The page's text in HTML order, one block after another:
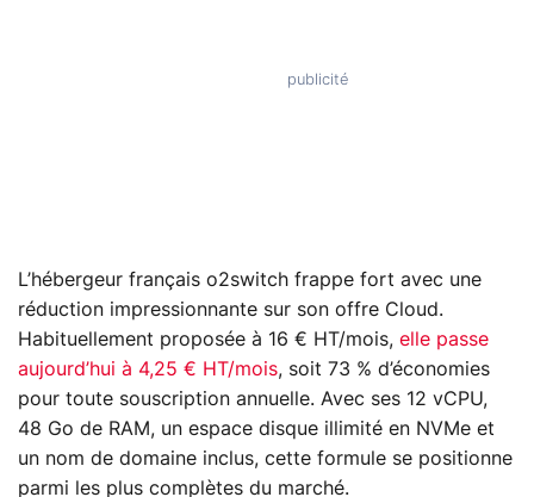
L’hébergeur français o2switch frappe fort avec une
réduction impressionnante sur son offre Cloud.
Habituellement proposée à 16 € HT/mois, elle passe
aujourd’hui à 4,25 € HT/mois, soit 73 % d’économies
pour toute souscription annuelle. Avec ses 12 vCPU,
48 Go de RAM, un espace disque illimité en NVMe et
un nom de domaine inclus, cette formule se positionne
parmi les plus complètes du marché.